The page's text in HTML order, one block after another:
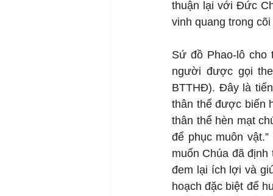
thuận lại với Đức
vinh quang trong
Sứ đồ Phao-lô cho
người được gọi
BTTHĐ). Đây là
thân thể được biến
thân thể hèn mạt
để phục muôn
muốn Chúa đã
đem lại ích lợi và
hoạch đặc biệt để